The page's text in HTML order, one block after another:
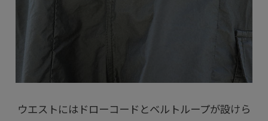
ウエストにはドローコードとベルトループが設けら